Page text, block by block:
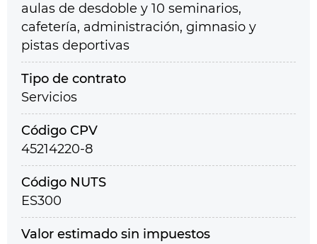
aulas de desdoble y 10 seminarios,
cafetería, administración, gimnasio y
pistas deportivas
Tipo de contrato
Servicios
Código CPV
45214220-8
Código NUTS
ES300
Valor estimado sin impuestos